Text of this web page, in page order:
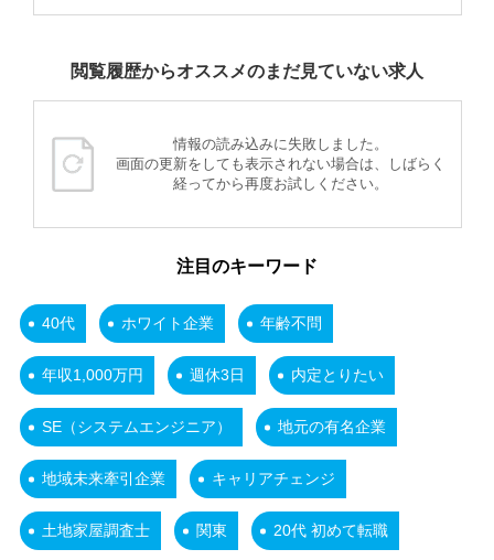
閲覧履歴からオススメのまだ見ていない求人
情報の読み込みに失敗しました。
画面の更新をしても表示されない場合は、しばらく
経ってから再度お試しください。
注目のキーワード
40代 ホワイト企業 年齢不問
年収1,000万円 週休3日 内定とりたい
SE（システムエンジニア） 地元の有名企業
地域未来牽引企業 キャリアチェンジ
土地家屋調査士 関東 20代 初めて転職